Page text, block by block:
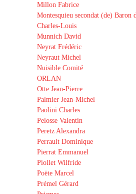
Millon Fabrice
Montesquieu secondat (de) Baron
Charles-Louis
Munnich David
Neyrat Frédéric
Neyraut Michel
Nuisible Comité
ORLAN
Otte Jean-Pierre
Palmier Jean-Michel
Paolini Charles
Pelosse Valentin
Peretz Alexandra
Perrault Dominique
Pierrat Emmanuel
Piollet Wilfride
Poëte Marcel
Prémel Gérard